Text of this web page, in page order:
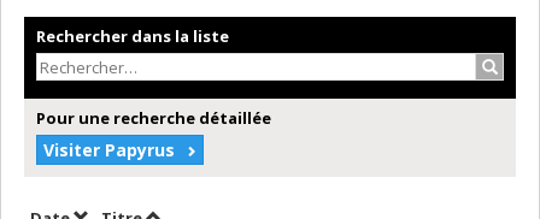
Rechercher dans la liste
Pour une recherche détaillée
Visiter Papyrus